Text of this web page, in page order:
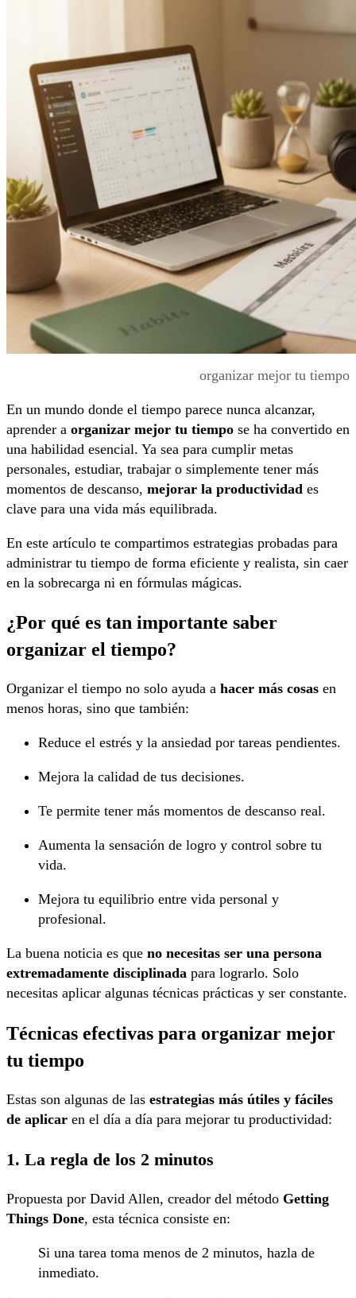
organizar mejor tu tiempo
En un mundo donde el tiempo parece nunca alcanzar,
aprender a organizar mejor tu tiempo se ha convertido en
una habilidad esencial. Ya sea para cumplir metas
personales, estudiar, trabajar o simplemente tener más
momentos de descanso, mejorar la productividad es
clave para una vida más equilibrada.
En este artículo te compartimos estrategias probadas para
administrar tu tiempo de forma eficiente y realista, sin caer
en la sobrecarga ni en fórmulas mágicas.
¿Por qué es tan importante saber
organizar el tiempo?
Organizar el tiempo no solo ayuda a hacer más cosas en
menos horas, sino que también:
Reduce el estrés y la ansiedad por tareas pendientes.
Mejora la calidad de tus decisiones.
Te permite tener más momentos de descanso real.
Aumenta la sensación de logro y control sobre tu
vida.
Mejora tu equilibrio entre vida personal y
profesional.
La buena noticia es que no necesitas ser una persona
extremadamente disciplinada para lograrlo. Solo
necesitas aplicar algunas técnicas prácticas y ser constante.
Técnicas efectivas para organizar mejor
tu tiempo
Estas son algunas de las estrategias más útiles y fáciles
de aplicar en el día a día para mejorar tu productividad:
1. La regla de los 2 minutos
Propuesta por David Allen, creador del método Getting
Things Done, esta técnica consiste en:
Si una tarea toma menos de 2 minutos, hazla de
inmediato.